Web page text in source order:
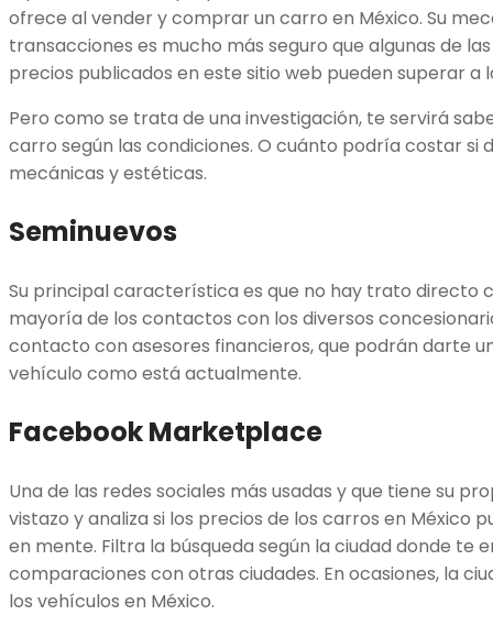
ofrece al vender y comprar un carro en México. Su
transacciones es mucho más seguro que algunas de
precios publicados en este sitio web pueden superar a
Pero como se trata de una investigación, te servirá
carro según las condiciones. O cuánto podría costar si
mecánicas y estéticas.
Seminuevos
Su principal característica es que no hay trato directo
mayoría de los contactos con los diversos
contacto con asesores financieros, que podrán darte
vehículo como está actualmente.
Facebook Marketplace
Una de las redes sociales más usadas y que tiene su
vistazo y analiza si los precios de los carros en México
en mente. Filtra la búsqueda según la ciudad donde te
comparaciones con otras ciudades. En ocasiones, la
los vehículos en México.